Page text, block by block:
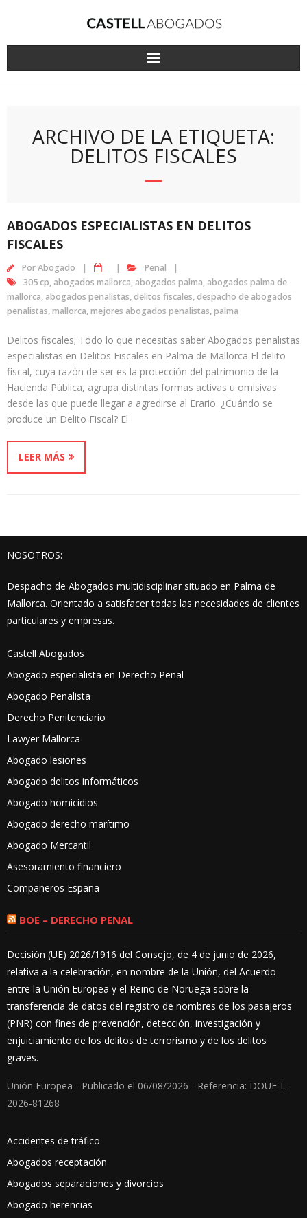
ARCHIVO DE LA ETIQUETA:
DELITOS FISCALES
ABOGADOS ESPECIALISTAS EN DELITOS
FISCALES
PorAbogado
Penal
305 cp, abogados mallorca, abogados palma, abogados palma de
mallorca, abogados penalistas,delitos fiscales,despacho de abogados
penalistas,mallorca,mejores abogados penalistas,palma
Delitos fiscales; Todo lo que necesitas saber Abogados penalistas
especialistas en Delitos Fiscales en Palma de Mallorca El delito
fiscal, cuya razón de ser es la protección del patrimonio de la
Hacienda Pública, agrupa distintas formas activas u omisivas
desde las que puede llegar a agredirse al Erario. ¿Cuándo se
produce un Delito Fiscal? El
LEER MÁS
NOSOTROS:
Despacho de Abogados multidisciplinar situado en Palma de
Mallorca. Orientado a satisfacer todas las necesidades de clientes
particulares y empresas.
Castell Abogados
Abogado especialista en Derecho Penal
Abogado Penalista
Derecho Penitenciario
Lawyer Mallorca
Abogado lesiones
Abogado delitos informáticos
Abogado homicidios
Abogado derecho marítimo
Abogado Mercantil
Asesoramiento financiero
Compañeros España
BOE – DERECHO PENAL
Decisión (UE) 2026/1916 del Consejo, de 4 de junio de 2026,
relativa a la celebración, en nombre de la Unión, del Acuerdo
entre la Unión Europea y el Reino de Noruega sobre la
transferencia de datos del registro de nombres de los pasajeros
(PNR) con fines de prevención, detección, investigación y
enjuiciamiento de los delitos de terrorismo y de los delitos
graves.
Unión Europea - Publicado el 06/08/2026 - Referencia: DOUE-L-
2026-81268
Accidentes de tráfico
Abogados receptación
Abogados separaciones y divorcios
Abogado herencias